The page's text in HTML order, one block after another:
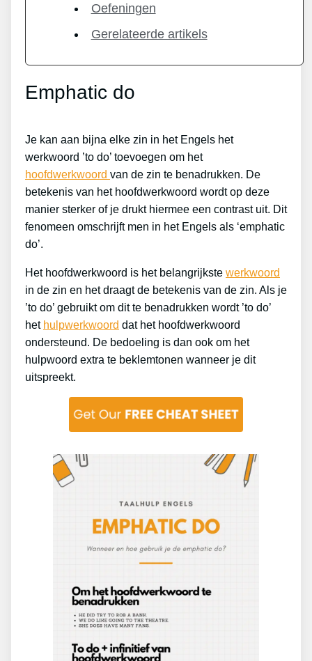
Oefeningen
Gerelateerde artikels
Emphatic do
Je kan aan bijna elke zin in het Engels het
werkwoord ’to do’ toevoegen om het
hoofdwerkwoord van de zin te benadrukken. De
betekenis van het hoofdwerkwoord wordt op deze
manier sterker of je drukt hiermee een contrast uit. Dit
fenomeen omschrijft men in het Engels als ‘emphatic
do’.
Het hoofdwerkwoord is het belangrijkste werkwoord
in de zin en het draagt de betekenis van de zin. Als je
’to do’ gebruikt om dit te benadrukken wordt ’to do’
het hulpwerkwoord dat het hoofdwerkwoord
ondersteund. De bedoeling is dan ook om het
hulpwoord extra te beklemtonen wanneer je dit
uitspreekt.